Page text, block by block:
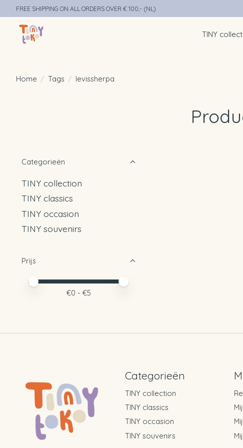
FREE SHIPPING ON ALL ORDERS OVER € 100,- (NL)
TINY
Home / Tags / levissherpa
Categorieën
TINY collection
TINY classics
TINY occasion
TINY souvenirs
Prijs
Minimale prijswaarde
Price maximum value
€0 - €5
Categorieën
TINY collection
TINY classics
TINY occasion
TINY souvenirs